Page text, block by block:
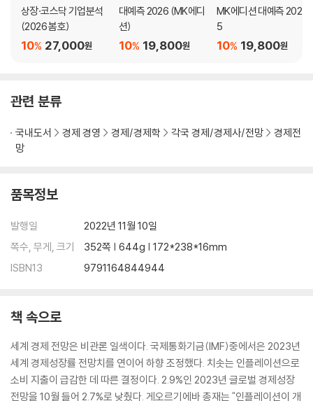
1. 주식 시장
코스피 전망 / 나스닥 전망 / 없는 게 없다…ETF 전성시대 / 양보다 질로
승부하는 IPO / 가상자산 다시 뜰까
〈부록〉 2023년 어디에 투자할까
1. 주식 유망 투자처
2. 부동산 유망 투자처
상장·코스닥 기업분석
(2026 봄호)
27,000원
10%
대예측 2026 (MK에디
션)
19,800원
10%
MK에디션 대예측 202
5
19,800원
10%
관련 분류
국내도서 경제 경영 경제/경제학 각국 경제/경제사/전망
경제전
망
품목정보
발행일
2022년 11월 10일
쪽수, 무게, 크기
352쪽 | 644g | 172*238*16mm
ISBN13
9791164844944
책 속으로
세계 경제 전망은 비관론 일색이다. 국제통화기금(IMF)중에서은 2023년
세계 경제성장률 전망치를 연이어 하향 조정했다. 치솟는 인플레이션으로
소비 지출이 급감한 데 따른 결정이다. 2.9%인 2023년 글로벌 경제성장
전망을 10월 들어 2.7%로 낮췄다. 게오르기에바 총재는 "인플레이션이 개